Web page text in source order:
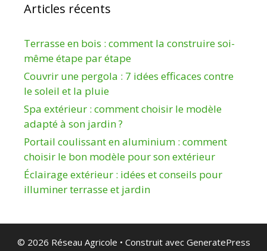
Articles récents
Terrasse en bois : comment la construire soi-
même étape par étape
Couvrir une pergola : 7 idées efficaces contre
le soleil et la pluie
Spa extérieur : comment choisir le modèle
adapté à son jardin ?
Portail coulissant en aluminium : comment
choisir le bon modèle pour son extérieur
Éclairage extérieur : idées et conseils pour
illuminer terrasse et jardin
© 2026 Réseau Agricole • Construit avec GeneratePress